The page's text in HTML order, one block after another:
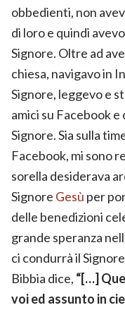
obbedienti, non
di loro e quindi
Signore. Oltre ad
chiesa, navigavo in
Signore, leggevo e
amici su Facebook
Signore. Sia sulla
Facebook, mi sono
sorella desiderava
Signore Gesù per
delle benedizioni
grande speranza
ci condurrà il
Bibbia dice, “[…]
voi ed assunto in